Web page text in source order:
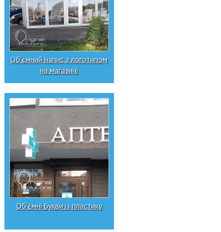
Об'ємний напис з логотипом
на магазині
Об'ємні букви із пластику